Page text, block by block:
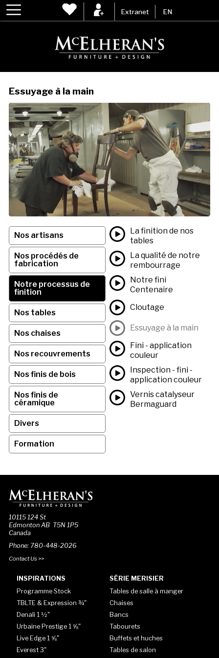
Extranet EN
Essuyage à la main
Nos artisans
Nos procédés de
fabrication
Notre processus de
finition
Nos tables
Nos chaises
Nos recouvrements
Nos finis de bois
Nos finis de
céramique
Divers
Formation
La finition de nos
tables
La qualité de notre
rembourrage
Notre fini
Centenaire
Cloutage
Essuyage à la main
Fini - application
couleur
Inspection - fini -
application couleur
Vernis catalyseur
Bermaguard
10115 124 St
Edmonton AB T5N 1P5
Canada
Phone: 780-448-2026
Contact Us >>
INSPIRATIONS
Programme Stock
TBLTE & Expression ¾"
Denali 1 ½"
Urbaine Prestige 1 ⅝"
Live Edge 1 ⅝"
Everest 3"
SÉRIE MERISIER
Tables de salle à manger
Chaises
Bancs
Tabourets
Buffets et huches
Tables de salon